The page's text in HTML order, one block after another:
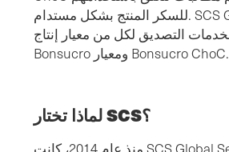
للسكر المنتج بشكل مستدام. SCS Global Services
التصديق لكل من معيار إنتاج
Bonsucro ومعيار Bonsucro ChoC.
لماذا تختار SCS؟
منذ عام 2014، كانت SCS Global Services مدققاً